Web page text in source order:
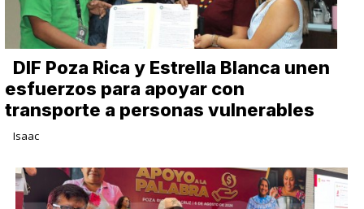
DIF Poza Rica y Estrella Blanca unen
esfuerzos para apoyar con
transporte a personas vulnerables
Isaac